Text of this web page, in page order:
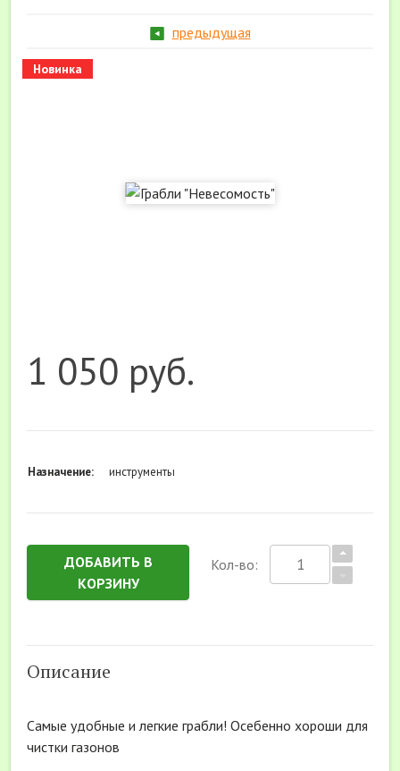
предыдущая
Новинка
1 050 руб.
Назначение: инструменты
ДОБАВИТЬ В
КОРЗИНУ
Кол-во:
Описание
Самые удобные и легкие грабли! Осебенно хороши для
чистки газонов